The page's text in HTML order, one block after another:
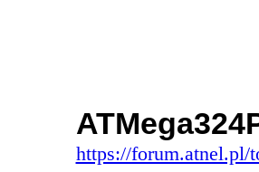
https://forum.atnel.pl/